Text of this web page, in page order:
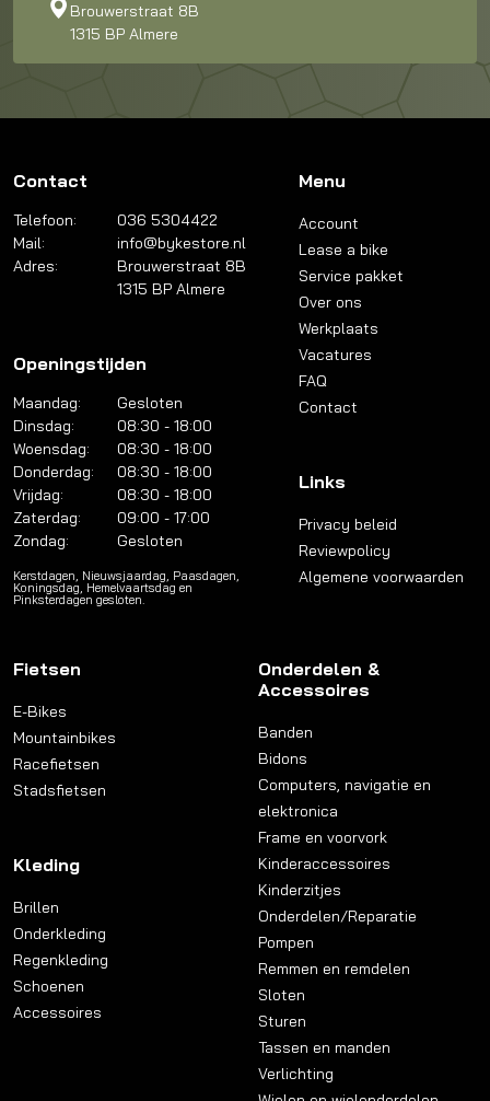
Brouwerstraat 8B
1315 BP Almere
Contact
Telefoon:
036 5304422
Mail:
info@bykestore.nl
Adres:
Brouwerstraat 8B
1315 BP Almere
Openingstijden
Maandag:
Gesloten
Dinsdag:
08:30 - 18:00
Woensdag:
08:30 - 18:00
Donderdag:
08:30 - 18:00
Vrijdag:
08:30 - 18:00
Zaterdag:
09:00 - 17:00
Zondag:
Gesloten
Kerstdagen, Nieuwsjaardag, Paasdagen,
Koningsdag, Hemelvaartsdag en
Pinksterdagen gesloten.
Menu
Account
Lease a bike
Service pakket
Over ons
Werkplaats
Vacatures
FAQ
Contact
Links
Privacy beleid
Reviewpolicy
Algemene voorwaarden
Fietsen
E-Bikes
Mountainbikes
Racefietsen
Stadsfietsen
Kleding
Brillen
Onderkleding
Regenkleding
Schoenen
Accessoires
Onderdelen &
Accessoires
Banden
Bidons
Computers, navigatie en
elektronica
Frame en voorvork
Kinderaccessoires
Kinderzitjes
Onderdelen/Reparatie
Pompen
Remmen en remdelen
Sloten
Sturen
Tassen en manden
Verlichting